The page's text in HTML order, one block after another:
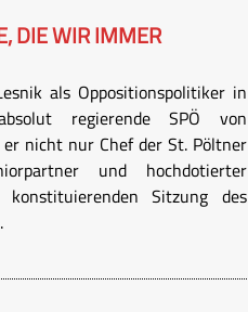
DIE WIR IMMER
als Oppositionspolitiker in
regierende SPÖ von
nicht nur Chef der St. Pöltner
und hochdotierter
Sitzung des